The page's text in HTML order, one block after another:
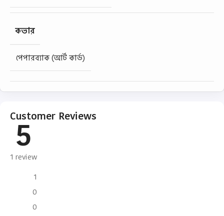
কভার
পেপারব্যাক (আর্ট কার্ড)
Customer Reviews
5
1 review
1
0
0